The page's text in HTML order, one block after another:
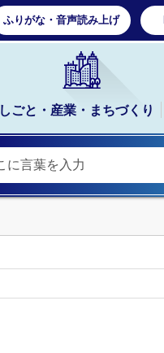
ふりがな・音声読み上げ
しごと・産業・まちづくり